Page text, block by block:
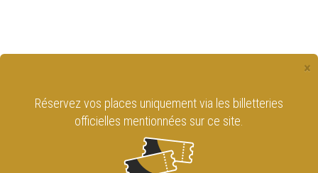
×
Réservez vos places uniquement via les billetteries
officielles mentionnées sur ce site.